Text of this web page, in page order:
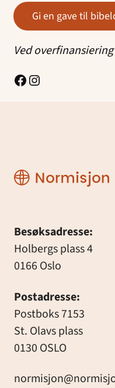
gi en gave til
Ved
Facebook
Instagram
Normisjon
Besøksadresse:
Holbergs plass 4
0166 Oslo
Postadresse:
Postboks 7153
St. Olavs plass
0130 OSLO